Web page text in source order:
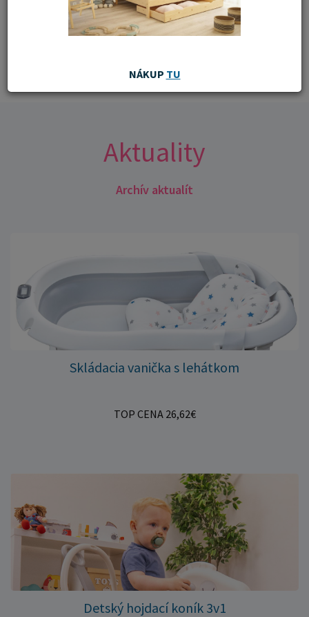
Aktuality
Archív aktualít
Skládacia vanička s lehátkom
TOP CENA 26,62€
Detský hojdací koník 3v1
NÁKUP TU